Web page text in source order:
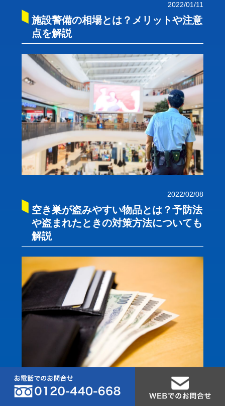
2022/01/11
施設警備の相場とは？メリットや注意
点を解説
2022/02/08
空き巣が盗みやすい物品とは？予防法
や盗まれたときの対策方法についても
解説